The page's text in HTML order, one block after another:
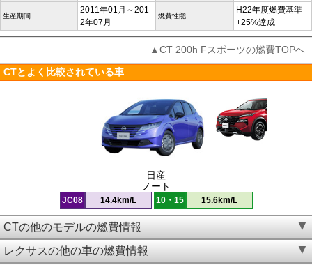
生産期間
2011年01月～201
2年07月
燃費性能
H22年度燃費基準
+25%達成
▲CT 200h Fスポーツの燃費TOPへ
CTとよく比較されている車
日産
ノート
JC08 14.4km/L 10・15 15.6km/L
CTの他のモデルの燃費情報
レクサスの他の車の燃費情報